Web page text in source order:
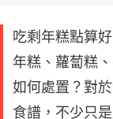
吃剩年糕點算
年糕、蘿蔔糕
如何處置？對
食譜，不少只